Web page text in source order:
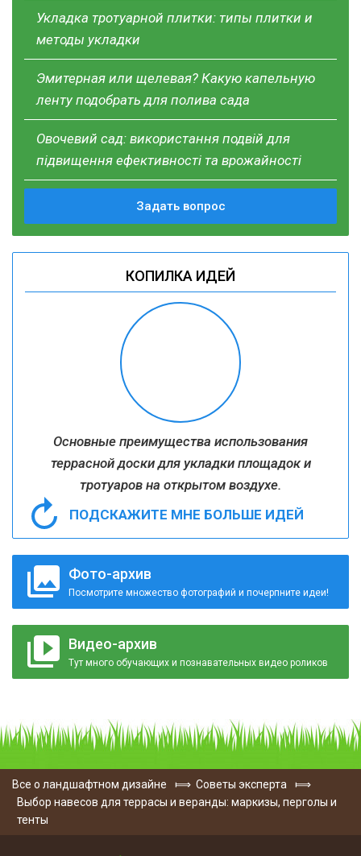
Укладка тротуарной плитки: типы плитки и
методы укладки
Эмитерная или щелевая? Какую капельную
ленту подобрать для полива сада
Овочевий сад: використання подвій для
підвищення ефективності та врожайності
Задать вопрос
КОПИЛКА ИДЕЙ
Основные преимущества использования
террасной доски для укладки площадок и
тротуаров на открытом воздухе.
ПОДСКАЖИТЕ МНЕ БОЛЬШЕ ИДЕЙ
Фото-архив
Посмотрите множество фотографий и почерпните идеи!
Видео-архив
Тут много обучающих и познавательных видео роликов
Все о ландшафтном дизайне ⟾ Советы эксперта
⟾
Выбор навесов для террасы и веранды: маркизы, перголы и
тенты